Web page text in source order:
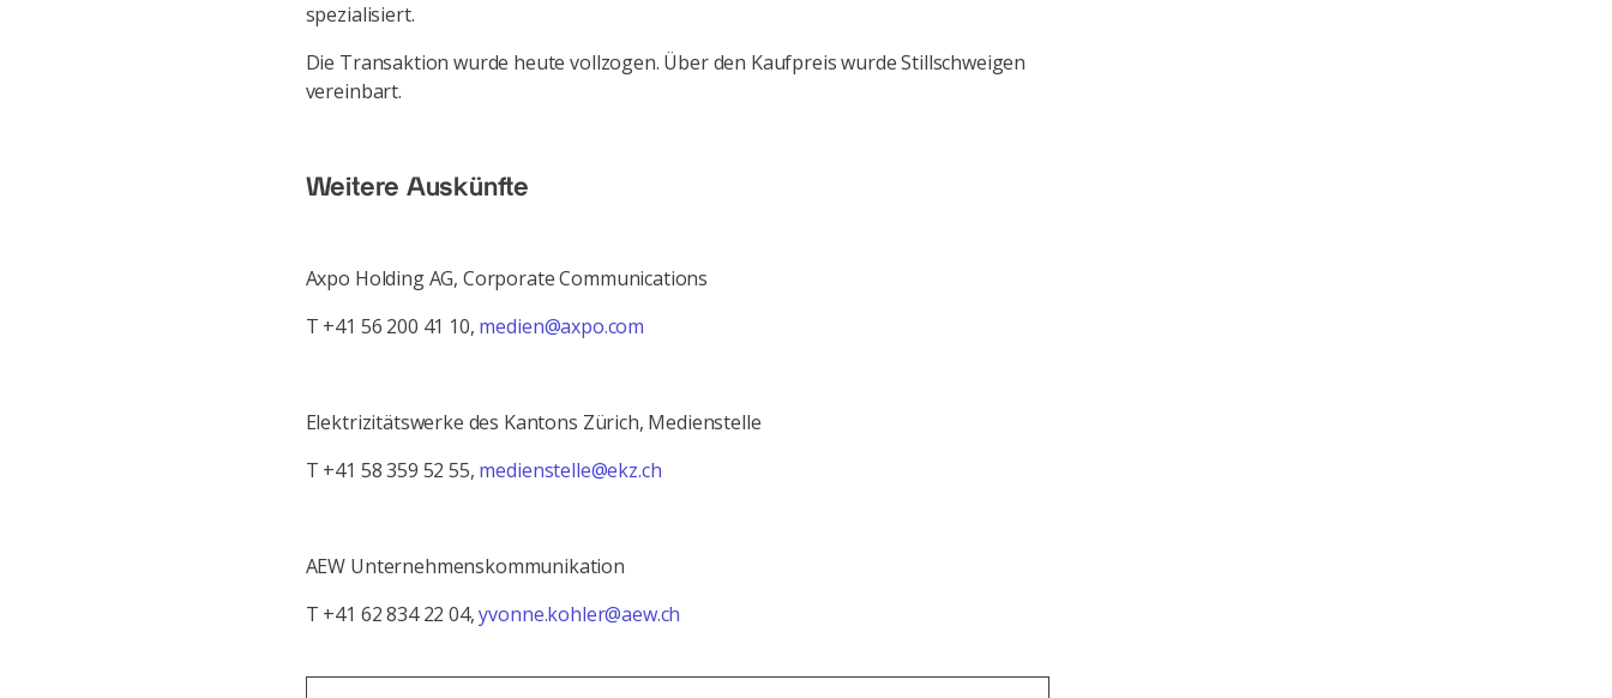
spezialisiert.
Die Transaktion wurde heute vollzogen. Über den Kaufpreis wurde Stillschweigen
vereinbart.
Weitere Auskünfte
Axpo Holding AG, Corporate Communications
T +41 56 200 41 10, medien@axpo.com
Elektrizitätswerke des Kantons Zürich, Medienstelle
T +41 58 359 52 55, medienstelle@ekz.ch
AEW Unternehmenskommunikation
T +41 62 834 22 04,yvonne.kohler@aew.ch